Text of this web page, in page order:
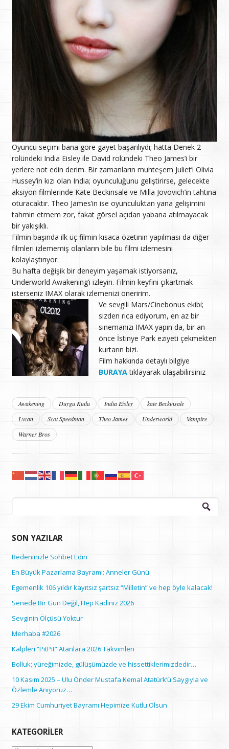
Oyuncu seçimi bana göre gayet başarılıydı; hatta Denek 2
rolündeki India Eisley ile David rolündeki Theo James’i bir
yerlere not edin derim. Bir zamanların muhteşem Juliet’i Olivia
Hussey’in kızı olan India; oyunculuğunu geliştirirse, gelecekte
aksiyon filmlerinde Kate Beckinsale ve Milla Jovovich’in tahtına
oturacaktır. Theo James’in ise oyunculuktan yana gelişimini
tahmin etmem zor, fakat görsel açıdan yabana atılmayacak
bir yakışıklı.
Filmin başında ilk üç filmin kısaca özetinin yapılması da diğer
filmleri izlememiş olanların bile bu filmi izlemesini
kolaylaştırıyor.
Bu hafta değişik bir deneyim yaşamak istiyorsanız,
Underworld Awakening’i izleyin. Filmin keyfini çıkartmak
isterseniz IMAX olarak izlemenizi öneririm.
Ve sevgili Mars/Cinebonus ekibi;
sizden rica ediyorum, en az bir
sinemanızı IMAX yapın da, bir an
önce İstinye Park eziyeti çekmekten
kurtarın bizi.
Film hakkında detaylı bilgiye
BURAYAtıklayarak ulaşabilirsiniz
Awakening Duygu Kutlu India Eisley
kate Beckinsale
Lycan
Scot Speedman Theo James Underworld
Vampire
Warner Bros
Arama:
SON YAZILAR
Bedeninizle Sohbet Edin
En Büyük Pazarlama Bayramı: Anneler Günü
Egemenlik 106 yıldır kayıtsız şartsız “Milletin” ve hep öyle kalacak!
Senede Bir Gün Değil, Hep Kadınız 2026
Sevginin Ölçüsü Yoktur
Merhaba #2026
Kalpleri “PitPit” Atanlara 2026 Takvimleri
Bolluk; yüreğimizde, gülüşümüzde ve hissettiklerimizdedir…
10 Kasım 2025 – Ulu Önder Mustafa Kemal Atatürk’ü Saygıyla ve
Özlemle Anıyoruz…
29 Ekim Cumhuriyet Bayramı Hepimize Kutlu Olsun
KATEGORILER